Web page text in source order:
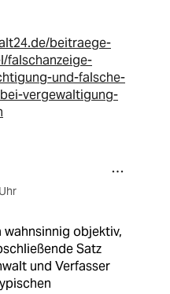
beitraege-
falschanzeige-
und-falsche-
vergewaltigung-
wahnsinnig objektiv,
Satz
und Verfasser